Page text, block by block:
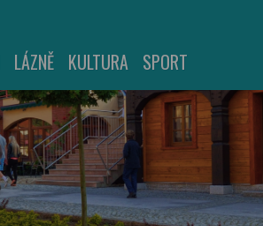
LÁZNĚ KULTURA SPORT